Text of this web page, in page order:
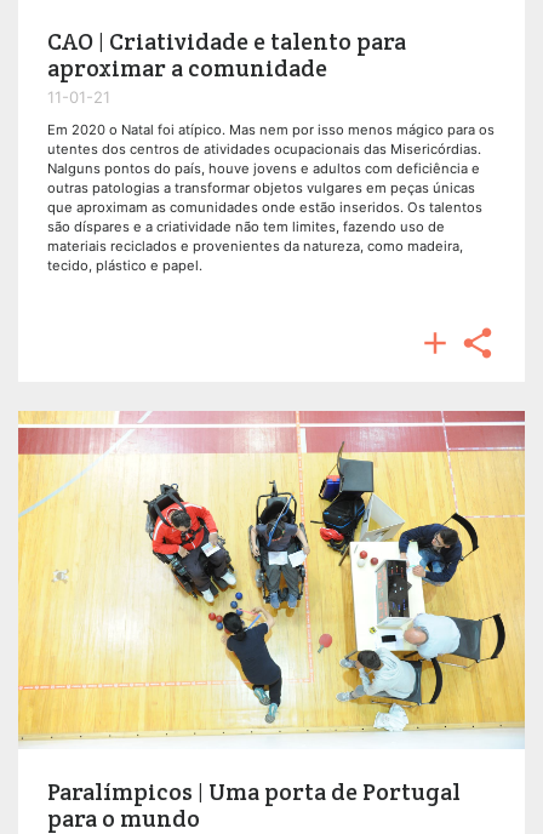
CAO | Criatividade e talento para
aproximar a comunidade
11-01-21
Em 2020 o Natal foi atípico. Mas nem por isso menos mágico para os
utentes dos centros de atividades ocupacionais das Misericórdias.
Nalguns pontos do país, houve jovens e adultos com deficiência e
outras patologias a transformar objetos vulgares em peças únicas
que aproximam as comunidades onde estão inseridos. Os talentos
são díspares e a criatividade não tem limites, fazendo uso de
materiais reciclados e provenientes da natureza, como madeira,
tecido, plástico e papel.
 
Paralímpicos | Uma porta de Portugal
para o mundo